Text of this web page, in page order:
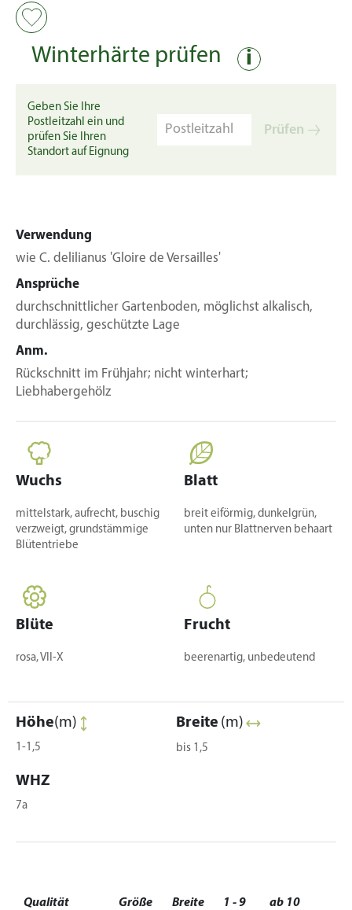
Winterhärte prüfen i
Geben Sie Ihre
Postleitzahl ein und
prüfen Sie Ihren
Standort auf Eignung
Prüfen
Verwendung
wie C. delilianus 'Gloire de Versailles'
Ansprüche
durchschnittlicher Gartenboden, möglichst alkalisch,
durchlässig, geschützte Lage
Anm.
Rückschnitt im Frühjahr; nicht winterhart;
Liebhabergehölz
Wuchs
mittelstark, aufrecht, buschig
verzweigt, grundstämmige
Blütentriebe
Blatt
breit eiförmig, dunkelgrün,
unten nur Blattnerven behaart
Blüte
rosa, VII-X
Frucht
beerenartig, unbedeutend
Höhe(m)
1-1,5
Breite (m)
bis 1,5
WHZ
7a
Qualität Größe Breite 1 - 9 ab 10